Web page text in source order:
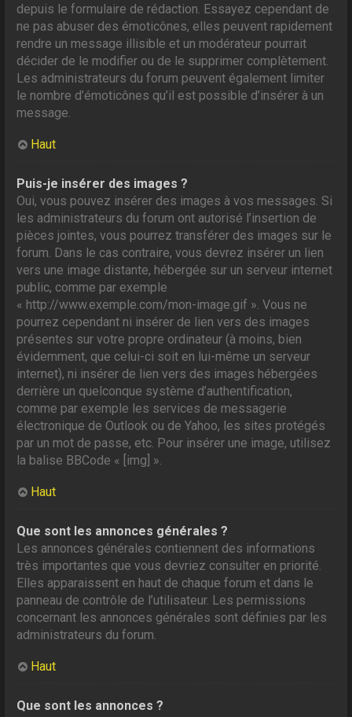
depuis le formulaire de rédaction. Essayez cependant de
ne pas abuser des émoticônes, elles peuvent rapidement
rendre un message illisible et un modérateur pourrait
décider de le modifier ou de le supprimer complètement.
Les administrateurs du forum peuvent également limiter
le nombre d’émoticônes qu’il est possible d’insérer à un
message.
Haut
Puis-je insérer des images ?
Oui, vous pouvez insérer des images à vos messages. Si
les administrateurs du forum ont autorisé l’insertion de
pièces jointes, vous pourrez transférer des images sur le
forum. Dans le cas contraire, vous devrez insérer un lien
vers une image distante, hébergée sur un serveur internet
public, comme par exemple
« http://www.exemple.com/mon-image.gif ». Vous ne
pourrez cependant ni insérer de lien vers des images
présentes sur votre propre ordinateur (à moins, bien
évidemment, que celui-ci soit en lui-même un serveur
internet), ni insérer de lien vers des images hébergées
derrière un quelconque système d’authentification,
comme par exemple les services de messagerie
électronique de Outlook ou de Yahoo, les sites protégés
par un mot de passe, etc. Pour insérer une image, utilisez
la balise BBCode « [img] ».
Haut
Que sont les annonces générales ?
Les annonces générales contiennent des informations
très importantes que vous devriez consulter en priorité.
Elles apparaissent en haut de chaque forum et dans le
panneau de contrôle de l’utilisateur. Les permissions
concernant les annonces générales sont définies par les
administrateurs du forum.
Haut
Que sont les annonces ?